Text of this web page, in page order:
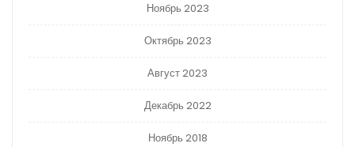
Ноябрь 2023
Октябрь 2023
Август 2023
Декабрь 2022
Ноябрь 2018